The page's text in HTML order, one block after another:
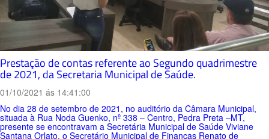
Prestação de contas referente ao Segundo quadrimestre
de 2021, da Secretaria Municipal de Saúde.
01/10/2021 ás 14:41:00
No dia 28 de setembro de 2021, no auditório da Câmara Municipal,
situada à Rua Noda Guenko, nº 338 – Centro, Pedra Preta –MT,
presente se encontravam a Secretária Municipal de Saúde Viviane
Santana Orlato, o Secretário Municipal de Finanças Renato de